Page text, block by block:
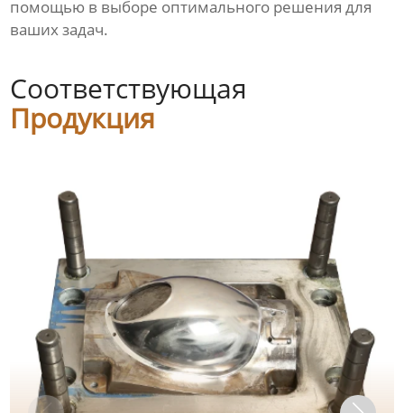
помощью в выборе оптимального решения для
ваших задач.
Соответствующая
Продукция